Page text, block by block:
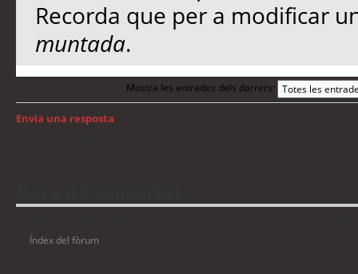
Recorda que per a modificar
muntada.
Mostra les entrades dels darrers:
Envia una resposta
Índex del fòrum